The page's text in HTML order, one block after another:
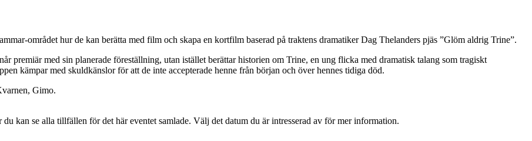
området hur de kan berätta med film och skapa en kortfilm baserad på traktens dramatiker Dag Thelanders pjäs ”Glöm aldrig Trine”.
premiär med sin planerade föreställning, utan istället berättar historien om Trine, en ung flicka med dramatisk talang som tragiskt
kämpar med skuldkänslor för att de inte accepterade henne från början och över hennes tidiga död.
Gimo.
kan se alla tillfällen för det här eventet samlade. Välj det datum du är intresserad av för mer information.